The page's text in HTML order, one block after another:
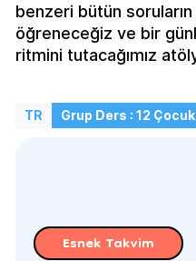
benzeri bütün
öğreneceğiz ve bir
ritmini tutacağımız
TR Grup Ders : 12 Çocuk
Esnek Takvim